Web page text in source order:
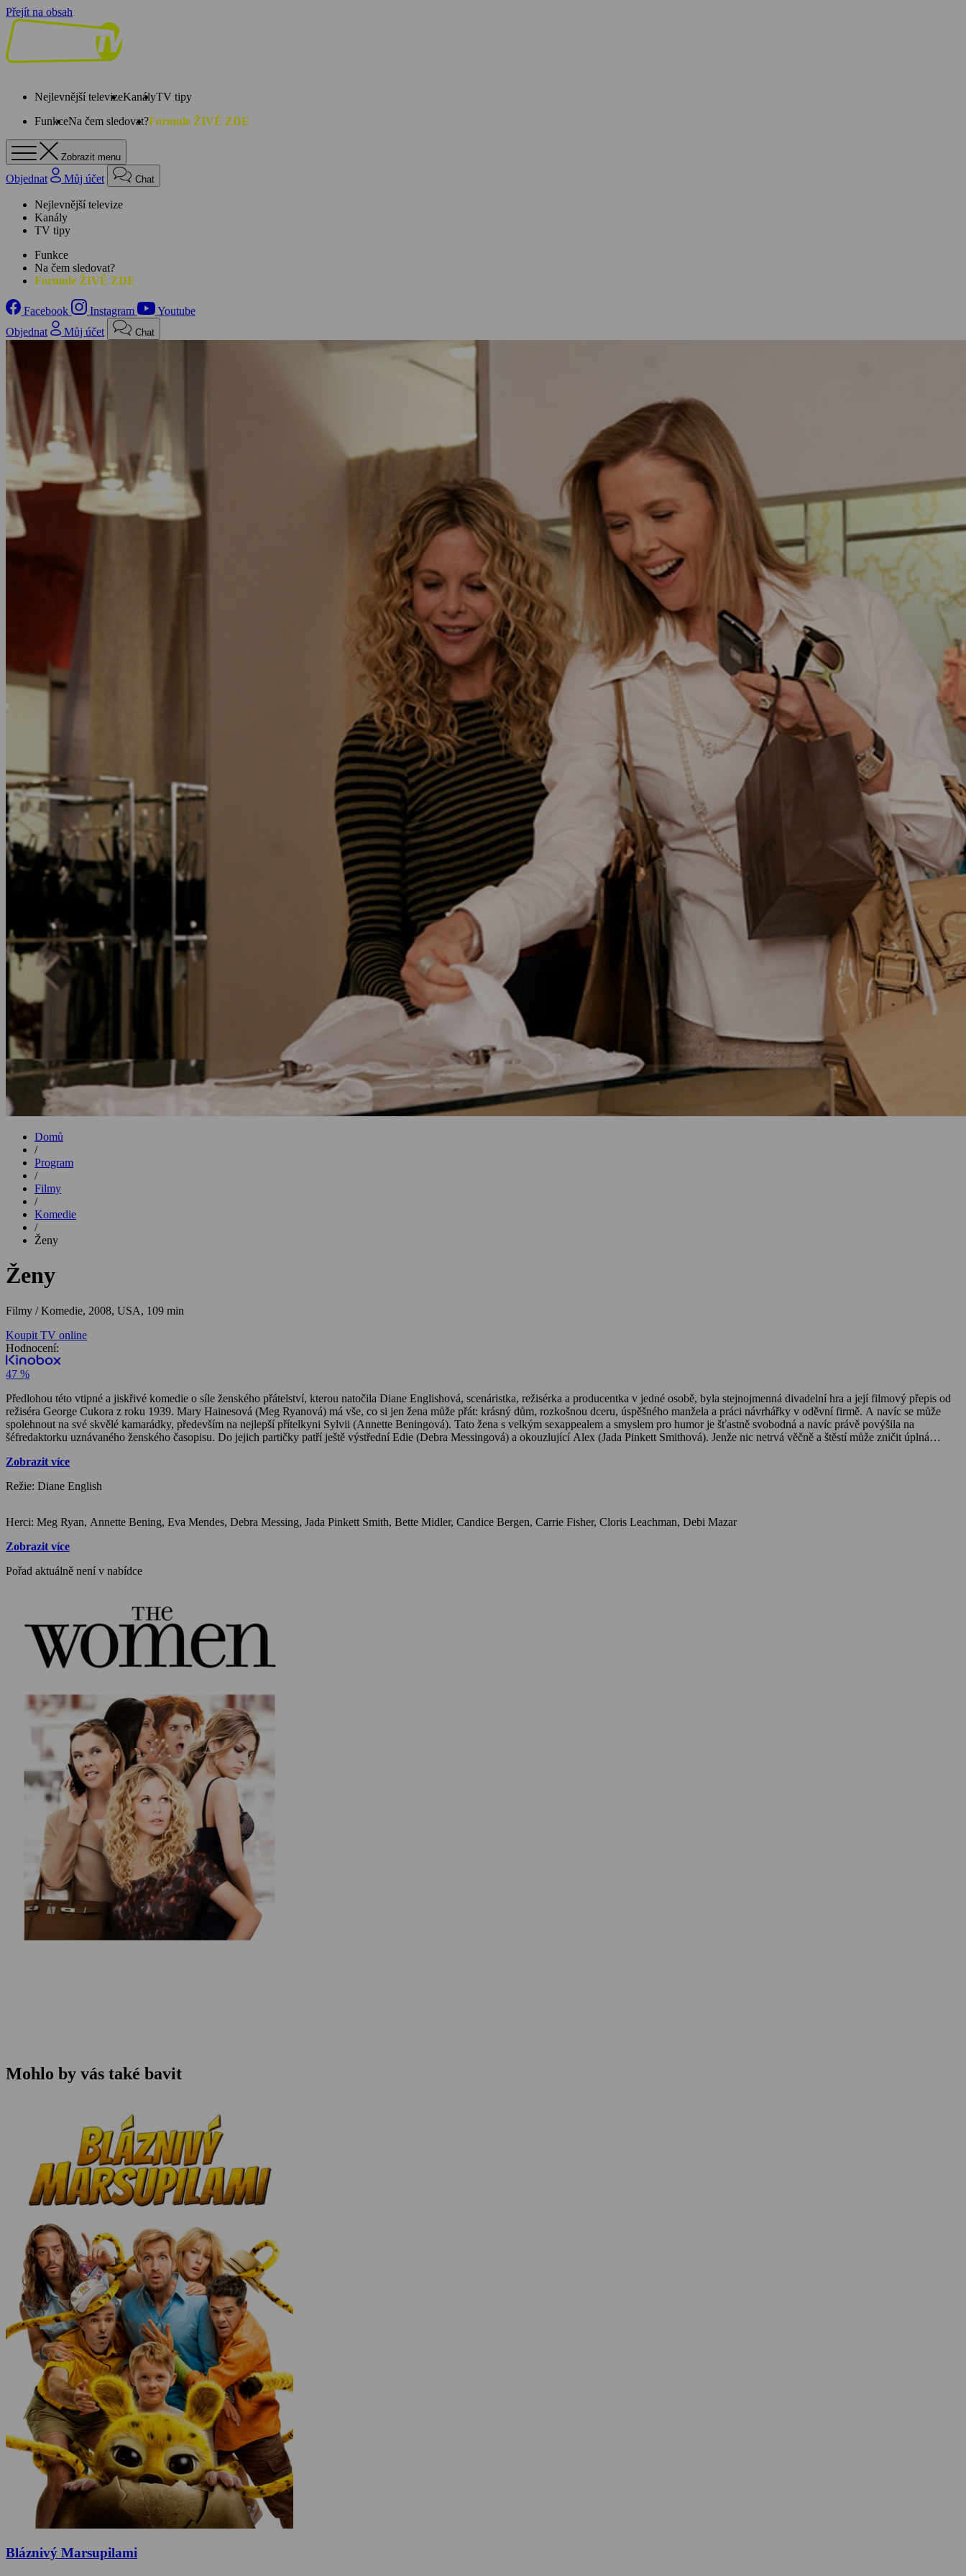
Přejít na obsah
Nejlevnější televizeKanályTV tipy
FunkceNa čem sledovat?Formule ŽIVĚ ZDE
Zobrazit menu
Objednat Můj účet Chat
Nejlevnější televize
Kanály
TV tipy
Funkce
Na čem sledovat?
Formule ŽIVĚ ZDE
Facebook Instagram
Youtube
Objednat
Můj účet Chat
Domů
/
Program
/
Filmy
/
Komedie
/
Ženy
Ženy
Filmy / Komedie, 2008, USA, 109 min
Koupit TV online
Hodnocení:
47 %
Předlohou této vtipné a jiskřivé komedie o síle ženského přátelství, kterou natočila Diane Englishová, scenáristka, režisérka a producentka v jedné osobě, byla stejnojmenná divadelní hra a její filmový přepis od
režiséra George Cukora z roku 1939. Mary Hainesová (Meg Ryanová) má vše, co si jen žena může přát: krásný dům, rozkošnou dceru, úspěšného manžela a práci návrhářky v oděvní firmě. A navíc se může
spolehnout na své skvělé kamarádky, především na nejlepší přítelkyni Sylvii (Annette Beningová). Tato žena s velkým sexappealem a smyslem pro humor je šťastně svobodná a navíc právě povýšila na
šéfredaktorku uznávaného ženského časopisu. Do jejich partičky patří ještě výstřední Edie (Debra Messingová) a okouzlující Alex (Jada Pinkett Smithová). Jenže nic netrvá věčně a štěstí může zničit úplná
pikantních detailů. Mary nezbývá než hledat ztracenou vnitřní rovnováhu a uvědomit si, co a kdo je pro ni v životě nejdůležitější…
Zobrazit více
Režie: Diane English
Herci: Meg Ryan, Annette Bening, Eva Mendes, Debra Messing, Jada Pinkett Smith, Bette Midler, Candice Bergen, Carrie Fisher, Cloris Leachman, Debi Mazar
Zobrazit více
Pořad aktuálně není v nabídce
Mohlo by vás také bavit
Bláznivý Marsupilami